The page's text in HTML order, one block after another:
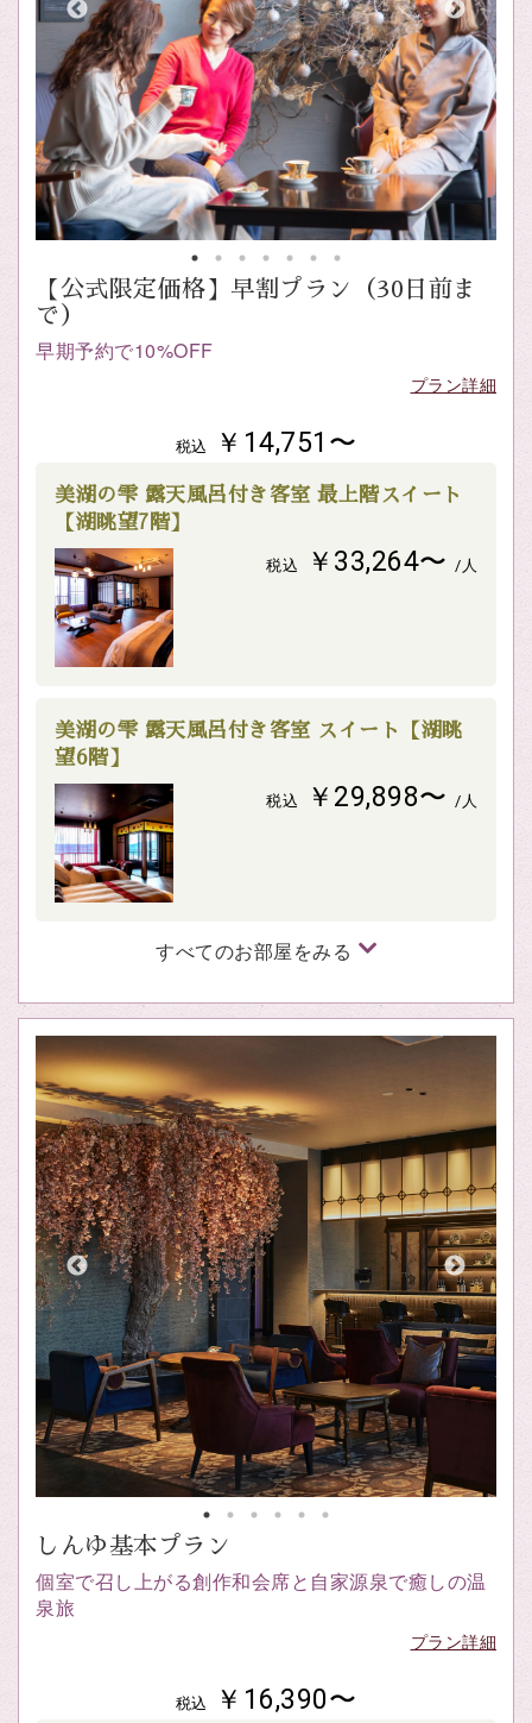
【公式限定価格】早割プラン（30日前ま
で）
早期予約で10%OFF
プラン詳細
税込 ￥14,751〜
美湖の雫 露天風呂付き客室 最上階スイート
【湖眺望7階】
税込 ￥33,264〜 /人
美湖の雫 露天風呂付き客室 スイート【湖眺
望6階】
税込 ￥29,898〜 /人
すべてのお部屋をみる
しんゆ基本プラン
個室で召し上がる創作和会席と自家源泉で癒しの温
泉旅
プラン詳細
税込 ￥16,390〜